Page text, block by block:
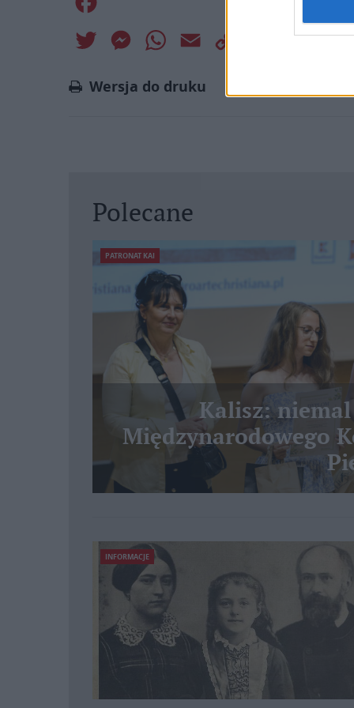
Twitter MessengerWhatsApp
Email Print
Wersja do druku
Polecane
PATRONAT KAI
Kalisz:
Międzynarodowego
INFORMACJE